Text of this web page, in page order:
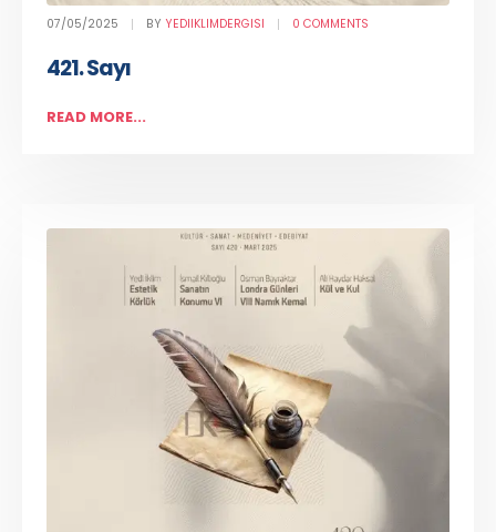
07/05/2025 BY YEDIIKLIMDERGISI 0 COMMENTS
421. Sayı
READ MORE...